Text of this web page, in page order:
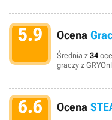
5.9 Ocena
Średnia z 34
graczy z
6.6 Ocena